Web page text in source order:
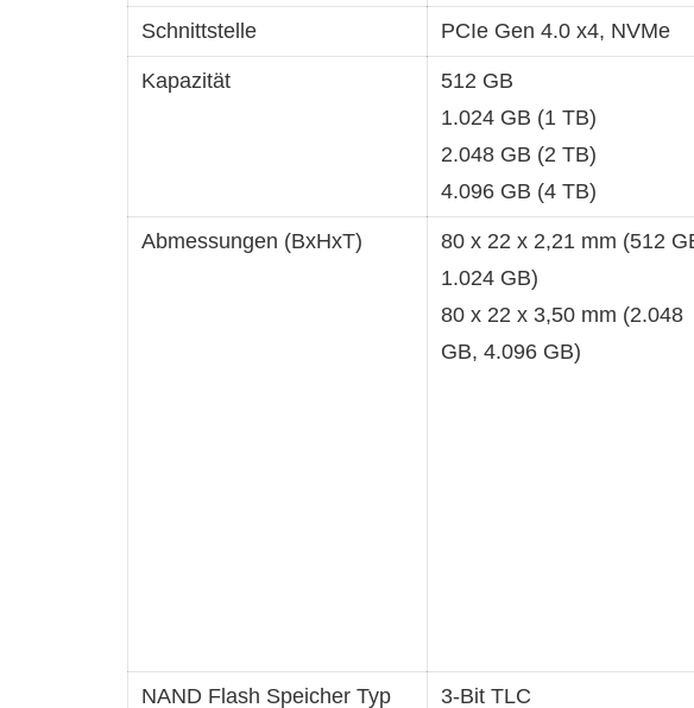
Schnittstelle PCIe Gen 4.0 x4, NVMe
Kapazität
512 GB
1.024 GB (1 TB)
2.048 GB (2 TB)
4.096 GB (4 TB)
Abmessungen (BxHxT)
80 x 22 x 2,21 mm (512
1.024 GB)
80 x 22 x 3,50 mm (2.048
GB, 4.096 GB)
NAND Flash Speicher Typ 3-Bit TLC